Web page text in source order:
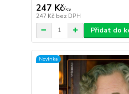
247 Kč/ks
247 Kč bez DPH
Přidat do
Novinka